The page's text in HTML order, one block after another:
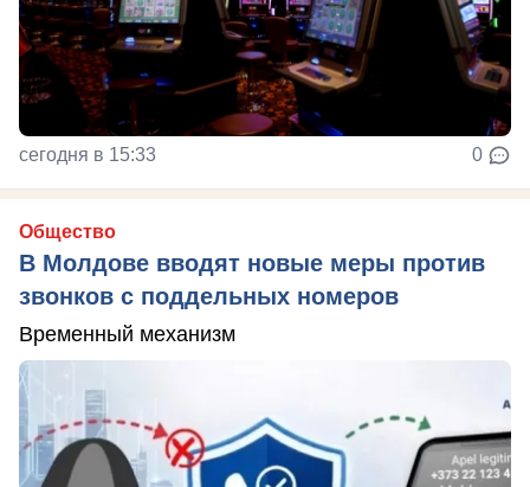
сегодня в 15:33 0
Общество
В Молдове вводят новые меры против
звонков с поддельных номеров
Временный механизм